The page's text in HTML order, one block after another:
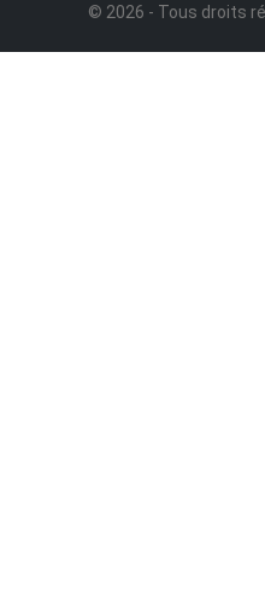
© 2026 - Tous droits